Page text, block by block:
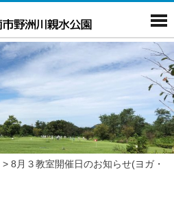
> 8月３教室開催日のお知らせ(ヨガ・